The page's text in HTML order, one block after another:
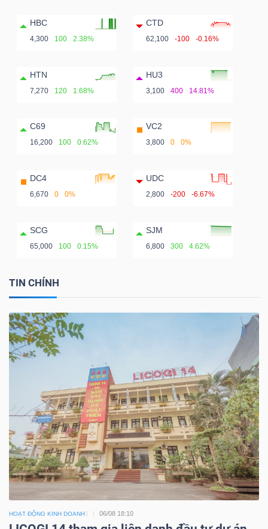
HBC
4,300 100 2.38%
CTD
62,100 -100 -0.16%
HTN
7,270 120 1.68%
HU3
3,100 400 14.81%
C69
16,200 100 0.62%
VC2
3,800 0 0%
DC4
6,670 0 0%
UDC
2,800 -200 -6.67%
SCG
65,000 100 0.15%
SJM
6,800 300 4.62%
TIN CHÍNH
HOẠT ĐỘNG KINH DOANH 06/08 18:10